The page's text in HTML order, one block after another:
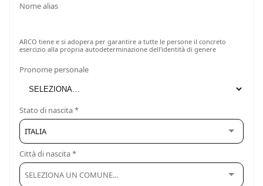
Nome alias
ARCO tiene e si adopera per garantire a tutte le persone il concreto
esercizio alla propria autodeterminazione dell'identità di genere
Pronome personale
Stato di nascita *
ITALIA
Città di nascita *